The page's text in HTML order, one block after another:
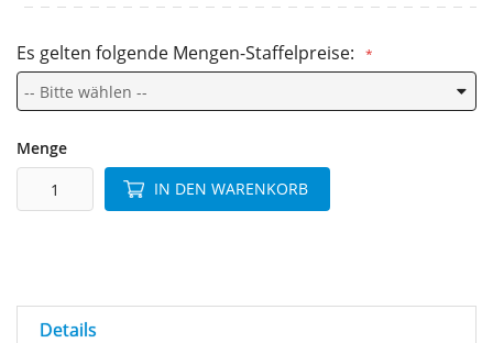
Es gelten folgende Mengen-Staffelpreise:
Menge
IN DEN WARENKORB
Details